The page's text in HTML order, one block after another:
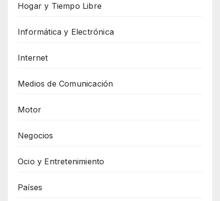
Hogar y Tiempo Libre
Informática y Electrónica
Internet
Medios de Comunicación
Motor
Negocios
Ocio y Entretenimiento
Países